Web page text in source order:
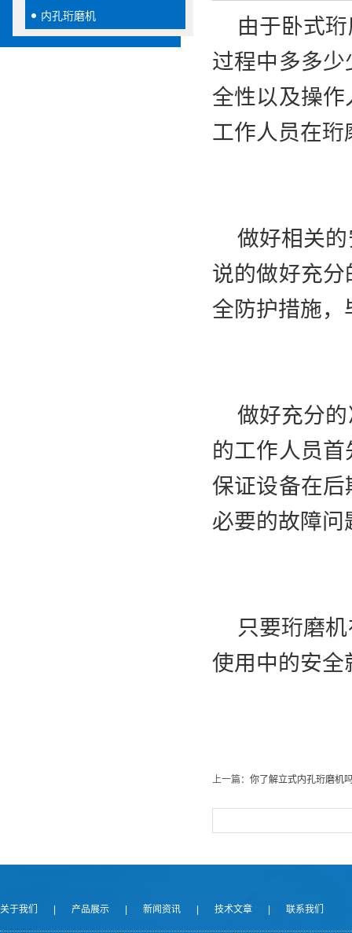
内孔珩磨机
由于卧式珩
过程中多多
全性以及操
工作人员在
做好相关的
说的做好充
全防护措施
做好充分的
的工作人员
保证设备在
必要的故障问
只要珩磨机
使用中的安全
上一篇： 你了解立式内孔珩磨机
关于我们 产品展示 新闻资讯 技术文章 联系我们